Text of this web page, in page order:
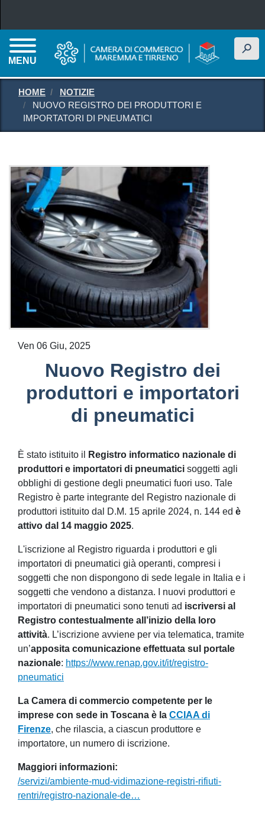
MENU
h
HOME
NOTIZIE
NUOVO REGISTRO DEI PRODUTTORI E
IMPORTATORI DI PNEUMATICI
Ven 06 Giu, 2025
Nuovo Registro dei
produttori e importatori
di pneumatici
È stato istituito il
Registro informatico nazionale di
produttori e importatori di pneumatici soggetti agli
obblighi di gestione degli pneumatici fuori uso. Tale
Registro è parte integrante del Registro nazionale di
produttori istituito dal D.M. 15 aprile 2024, n. 144 ed è
attivo dal 14 maggio 2025.
L'iscrizione al Registro riguarda i produttori e gli
importatori di pneumatici già operanti, compresi i
soggetti che non dispongono di sede legale in Italia e i
soggetti che vendono a distanza. I nuovi produttori e
importatori di pneumatici sono tenuti ad iscriversi al
Registro contestualmente all’inizio della loro
attività. L’iscrizione avviene per via telematica, tramite
un’apposita comunicazione effettuata sul portale
nazionale: https://www.renap.gov.it/it/registro-
pneumatici
La Camera di commercio competente per le
imprese con sede in Toscana è la CCIAA di
Firenze, che rilascia, a ciascun produttore e
importatore, un numero di iscrizione.
Maggiori informazioni
/servizi/ambiente-mud-vidimazione-registri-rifiuti-
rentri/registro-nazionale-de…